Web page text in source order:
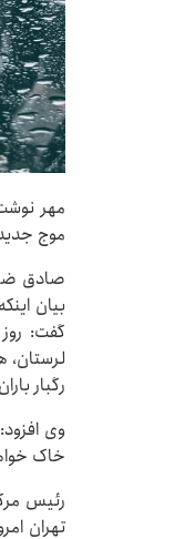
مهر
موج جدید
صادق
لرستان،
رگبار
وی
خاک
رئیس
تهران